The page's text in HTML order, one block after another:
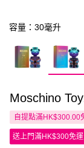
容量：30毫升
Moschino
自提點滿HK$300.00
送上門滿HK$300免